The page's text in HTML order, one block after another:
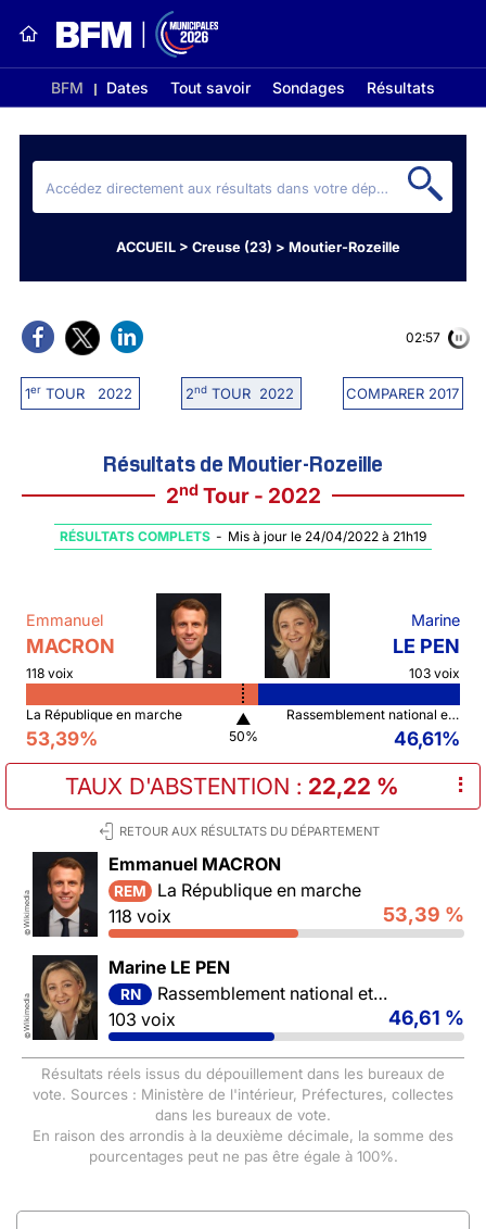
BFM Dates Tout savoir Sondages Résultats
ACCUEIL > Creuse (23) > Moutier-Rozeille
1erTOUR 2022 2ndTOUR 2022 COMPARER 2017
02:56
Résultats de Moutier-Rozeille
2ndTour - 2022
RÉSULTATS COMPLETS - Mis à jour le 24/04/2022 à 21h19
Emmanuel
MACRON
118 voix
Marine
LE PEN
103 voix
La République en marche
53,39%
▲
50%
Rassemblement national et ses alliés
46,61%
TAUX D'ABSTENTION : 22,22 % ⠇
RETOUR AUX RÉSULTATS DU DÉPARTEMENT
©
Wikimedia
Emmanuel MACRON
REM
La République en marche
118 voix
53,39 %
©
Wikimedia
Marine LE PEN
RN
Rassemblement national et ses alliés
103 voix
46,61 %
Résultats réels issus du dépouillement dans les bureaux de
vote. Sources : Ministère de l'intérieur, Préfectures, collectes
dans les bureaux de vote.
En raison des arrondis à la deuxième décimale, la somme des
pourcentages peut ne pas être égale à 100%.